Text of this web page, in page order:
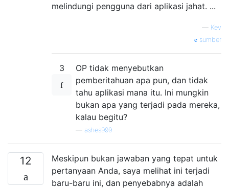
melindungi pengguna dari aplikasi jahat. ...
— Kev
sumber
3
OP tidak menyebutkan
pemberitahuan apa pun, dan tidak
tahu aplikasi mana itu. Ini mungkin
bukan apa yang terjadi pada mereka,
kalau begitu?
ashes999
12
Meskipun bukan jawaban yang tepat untuk
pertanyaan Anda, saya melihat ini terjadi
baru-baru ini, dan penyebabnya adalah